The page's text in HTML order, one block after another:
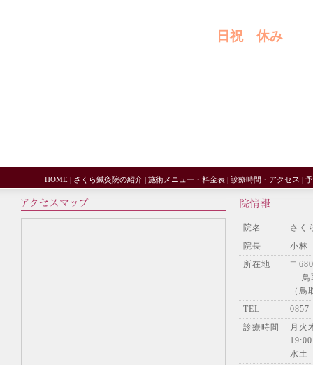
日祝 休み
HOME| さくら鍼灸院の紹介| 施術メニュー・料金表| 診療時間・アクセス |
院名
さく
院長
小林
所在地
〒
鳥
（
TEL
診療時間
月火
19:00
水